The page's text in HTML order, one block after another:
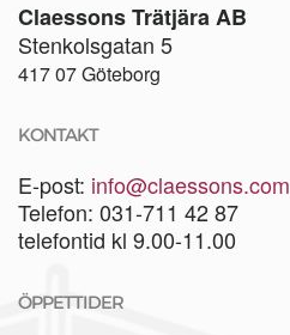
Claessons Trätjära AB
Stenkolsgatan 5
417 07 Göteborg
KONTAKT
E-post: info@claessons.com
Telefon: 031-711 42 87
telefontid kl 9.00-11.00
ÖPPETTIDER